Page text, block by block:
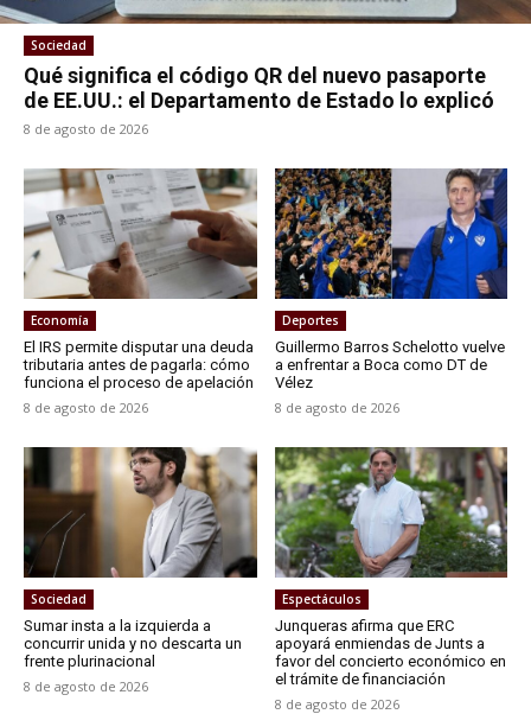
Sociedad
Qué significa el código QR del nuevo pasaporte
de EE.UU.: el Departamento de Estado lo explicó
8 de agosto de 2026
Economía
El IRS permite disputar una deuda
tributaria antes de pagarla: cómo
funciona el proceso de apelación
8 de agosto de 2026
Deportes
Guillermo Barros Schelotto vuelve
a enfrentar a Boca como DT de
Vélez
8 de agosto de 2026
Sociedad
Sumar insta a la izquierda a
concurrir unida y no descarta un
frente plurinacional
8 de agosto de 2026
Espectáculos
Junqueras afirma que ERC
apoyará enmiendas de Junts a
favor del concierto económico en
el trámite de financiación
8 de agosto de 2026